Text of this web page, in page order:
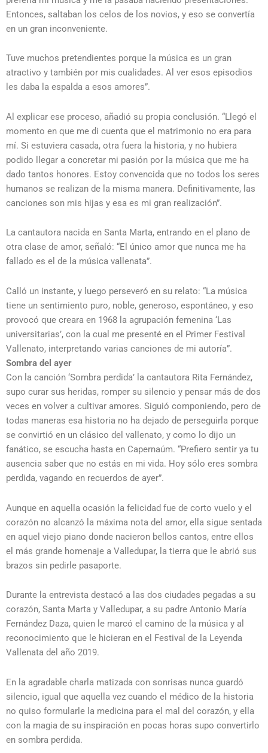
Entonces, saltaban los celos de los novios, y eso se convertía
en un gran inconveniente.
Tuve muchos pretendientes porque la música es un gran
atractivo y también por mis cualidades. Al ver esos episodios
les daba la espalda a esos amores”.
Al explicar ese proceso, añadió su propia conclusión. “Llegó el
momento en que me di cuenta que el matrimonio no era para
mí. Si estuviera casada, otra fuera la historia, y no hubiera
podido llegar a concretar mi pasión por la música que me ha
dado tantos honores. Estoy convencida que no todos los seres
humanos se realizan de la misma manera. Definitivamente, las
canciones son mis hijas y esa es mi gran realización”.
La cantautora nacida en Santa Marta, entrando en el plano de
otra clase de amor, señaló: “El único amor que nunca me ha
fallado es el de la música vallenata”.
Calló un instante, y luego perseveró en su relato: “La música
tiene un sentimiento puro, noble, generoso, espontáneo, y eso
provocó que creara en 1968 la agrupación femenina ‘Las
universitarias’, con la cual me presenté en el Primer Festival
Vallenato, interpretando varias canciones de mi autoría”.
Sombra del ayer
Con la canción ‘Sombra perdida’ la cantautora Rita Fernández,
supo curar sus heridas, romper su silencio y pensar más de dos
veces en volver a cultivar amores. Siguió componiendo, pero de
todas maneras esa historia no ha dejado de perseguirla porque
se convirtió en un clásico del vallenato, y como lo dijo un
fanático, se escucha hasta en Capernaúm. “Prefiero sentir ya tu
ausencia saber que no estás en mi vida. Hoy sólo eres sombra
perdida, vagando en recuerdos de ayer”.
Aunque en aquella ocasión la felicidad fue de corto vuelo y el
corazón no alcanzó la máxima nota del amor, ella sigue sentada
en aquel viejo piano donde nacieron bellos cantos, entre ellos
el más grande homenaje a Valledupar, la tierra que le abrió sus
brazos sin pedirle pasaporte.
Durante la entrevista destacó a las dos ciudades pegadas a su
corazón, Santa Marta y Valledupar, a su padre Antonio María
Fernández Daza, quien le marcó el camino de la música y al
reconocimiento que le hicieran en el Festival de la Leyenda
Vallenata del año 2019.
En la agradable charla matizada con sonrisas nunca guardó
silencio, igual que aquella vez cuando el médico de la historia
no quiso formularle la medicina para el mal del corazón, y ella
con la magia de su inspiración en pocas horas supo convertirlo
en sombra perdida.